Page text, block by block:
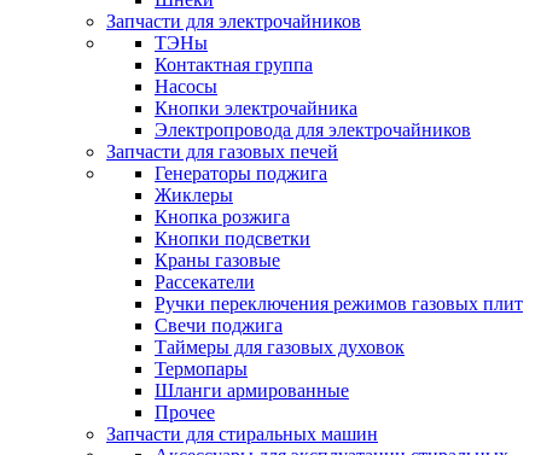
Запчасти для электрочайников
ТЭНы
Контактная группа
Насосы
Кнопки электрочайника
Электропровода для электрочайников
Запчасти для газовых печей
Генераторы поджига
Жиклеры
Кнопка розжига
Кнопки подсветки
Краны газовые
Рассекатели
Ручки переключения режимов газовых плит
Свечи поджига
Таймеры для газовых духовок
Термопары
Шланги армированные
Прочее
Запчасти для стиральных машин